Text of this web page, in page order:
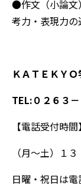
●作文（小論文
考力・表現力の
ＫＡＴＥＫＹ
TEL:０２６３
【電話受付時間】
（月～土）１
日曜・祝日は電